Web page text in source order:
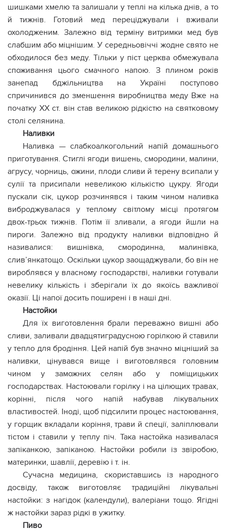
шишками хмелю та залишали у теплі на кілька днів, а то
й тижнів. Готовий мед переціджували і вживали
охолодженим. Залежно від терміну витримки мед був
слабшим або міцнішим. У середньовіччі жодне свято не
обходилося без меду. Тільки у піст церква обмежувала
споживання цього смачного напою. З плином років
занепад бджільництва на Україні поступово
спричинився до зменшення виробництва меду Вже на
початку XX ст. він став великою рідкістю на святковому
столі селянина.
Наливки
Наливка — слабкоалкогольний напій домашнього
приготування. Стиглі ягоди вишень, смородини, малини,
агрусу, чорниць, ожини, плоди сливи й терену всипали у
сулії та присипали невеликою кількістю цукру. Ягоди
пускали сік, цукор розчинявся і таким чином наливка
виброджувалася у теплому світлому місці протягом
двох-трьох тижнів. Потім її зливали, а ягоди йшли на
пироги. Залежно від продукту наливки відповідно й
називалися: вишнівка, смородинна, малинівка,
слив’янкатощо. Оскільки цукор заощаджували, бо він не
вироблявся у власному господарстві, наливки готували
невелику кількість і зберігали їх до якоїсь важливої
оказії. Ці напої досить поширені і в наші дні.
Настойки
Для їх виготовлення брали переважно вишні або
сливи, заливали двадцятиградусною горілкою й ставили
у тепло для бродіння. Цей напій був значно міцніший за
наливки, цінувався вище і виготовлявся головним
чином у заможних селян або у поміщицьких
господарствах. Настоювали горілку і на цілющих травах,
корінні, після чого напій набував лікувальних
властивостей. Іноді, щоб підсилити процес настоювання,
у горщик вкладали коріння, трави й спеції, заліплювали
тістом і ставили у теплу піч. Така настойка називалася
запіканкою, запіканою. Настойки робили із звіробою,
материнки, шавлії, деревію і т. ін.
Сучасна медицина, скориставшись із народного
досвіду, також виготовляє традиційні лікувальні
настойки: з нагідок (календули), валеріани тощо. Ягідні
ж настойки зараз рідкі в ужитку.
Пиво